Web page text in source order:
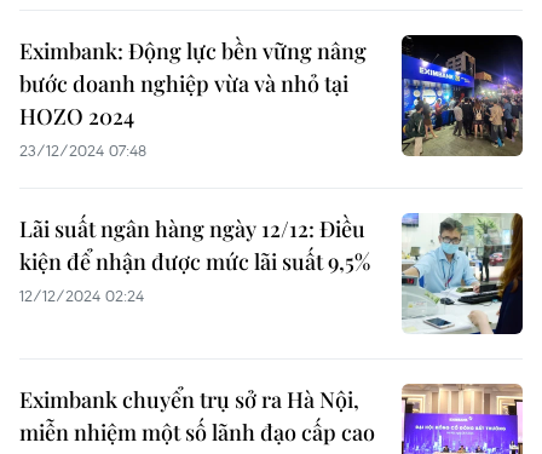
Eximbank: Động lực bền vững nâng
bước doanh nghiệp vừa và nhỏ tại
HOZO 2024
23/12/2024 07:48
Lãi suất ngân hàng ngày 12/12: Điều
kiện để nhận được mức lãi suất 9,5%
12/12/2024 02:24
Eximbank chuyển trụ sở ra Hà Nội,
miễn nhiệm một số lãnh đạo cấp cao